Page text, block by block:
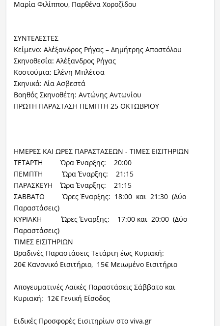
Μαρία Φιλίππου, Παρθένα Χοροζίδου
ΣΥΝΤΕΛΕΣΤΕΣ
Κείμενο: Αλέξανδρος Ρήγας – Δημήτρης Αποστόλου
Σκηνοθεσία: Αλέξανδρος Ρήγας
Κοστούμια: Ελένη Μπλέτσα
Σκηνικά: Λία Ασβεστά
Βοηθός Σκηνοθέτη: Αντώνης Αντωνίου
ΠΡΩΤΗ ΠΑΡΑΣΤΑΣΗ ΠΕΜΠΤΗ 25 ΟΚΤΩΒΡΙΟΥ
ΗΜΕΡΕΣ ΚΑΙ ΩΡΕΣ ΠΑΡΑΣΤΑΣΕΩΝ - ΤΙΜΕΣ ΕΙΣΙΤΗΡΙΩΝ
ΤΕΤΑΡΤΗ Ώρα Έναρξης: 20:00
ΠΕΜΠΤΗ Ώρα Έναρξης: 21:15
ΠΑΡΑΣΚΕΥΗ Ώρα Έναρξης: 21:15
ΣΑΒΒΑΤΟ Ώρες Έναρξης: 18:00 και 21:30 (Δύο
Παραστάσεις)
ΚΥΡΙΑΚΗ Ώρες Έναρξης: 17:00 και 20:00 (Δύο
Παραστάσεις)
ΤΙΜΕΣ ΕΙΣΙΤΗΡΙΩΝ
Βραδινές Παραστάσεις Τετάρτη έως Κυριακή:
20€ Κανονικό Εισιτήριο, 15€ Μειωμένο Εισιτήριο
Απογευματινές Λαϊκές Παραστάσεις Σάββατο και
Κυριακή: 12€ Γενική Είσοδος
Ειδικές Προσφορές Εισιτηρίων στο viva.gr